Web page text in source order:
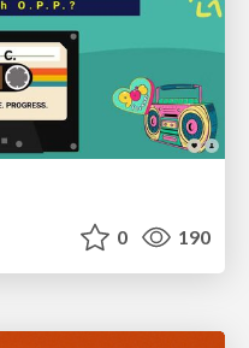
0 190